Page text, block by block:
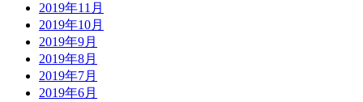
2019年11月
2019年10月
2019年9月
2019年8月
2019年7月
2019年6月